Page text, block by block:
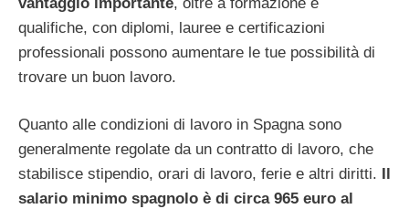
qualifiche, con diplomi, lauree e certificazioni
professionali possono aumentare le tue possibilità di
trovare un buon lavoro.
Quanto alle condizioni di lavoro in Spagna sono
generalmente regolate da un contratto di lavoro, che
stabilisce stipendio, orari di lavoro, ferie e altri diritti.
salario minimo spagnolo è di circa 965 euro al